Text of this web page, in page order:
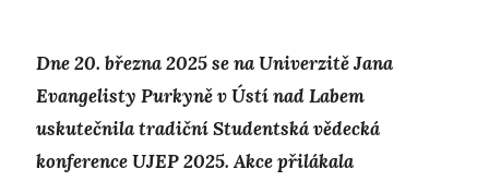
Dne 20. března 2025 se na Univerzitě Jana
Evangelisty Purkyně v Ústí nad Labem
uskutečnila tradiční Studentská vědecká
konference UJEP 2025. Akce přilákala